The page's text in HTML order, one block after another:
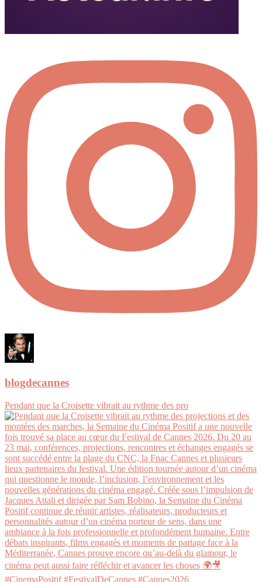
blogdecannes
Pendant que la Croisette vibrait au rythme des pro